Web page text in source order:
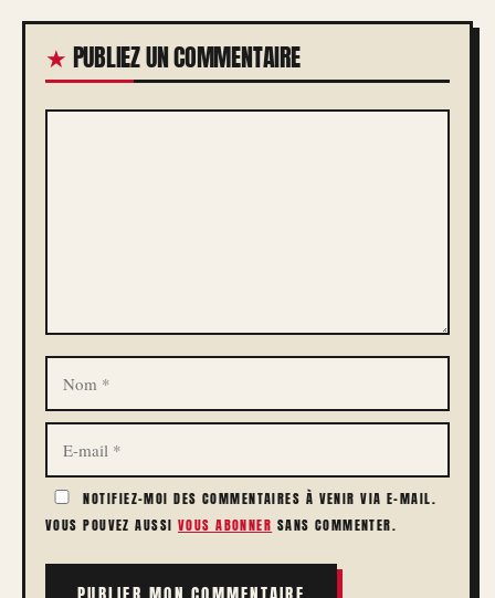
PUBLIEZ UN COMMENTAIRE
COMMENTAIRE
NOM
E-
MAIL
NOTIFIEZ-MOI DES COMMENTAIRES À VENIR VIA E-MAIL.
VOUS POUVEZ AUSSI VOUS ABONNER SANS COMMENTER.